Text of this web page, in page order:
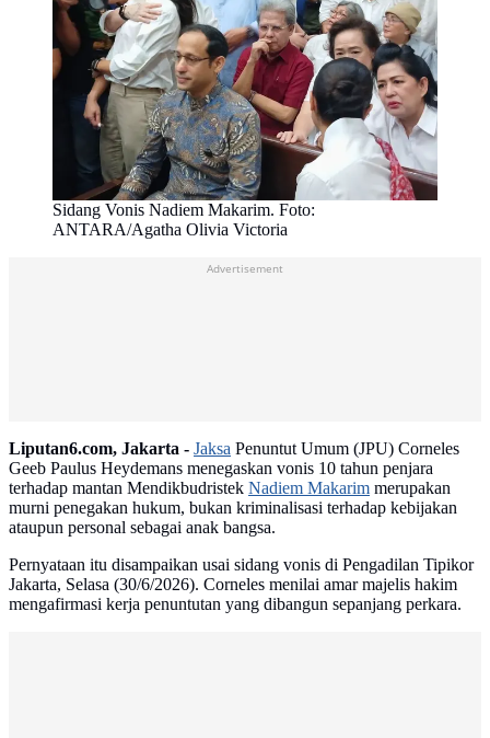
Sidang Vonis Nadiem Makarim. Foto:
ANTARA/Agatha Olivia Victoria
Advertisement
Liputan6.com, Jakarta - Jaksa Penuntut Umum (JPU) Corneles
Geeb Paulus Heydemans menegaskan vonis 10 tahun penjara
terhadap mantan Mendikbudristek Nadiem Makarim merupakan
murni penegakan hukum, bukan kriminalisasi terhadap kebijakan
ataupun personal sebagai anak bangsa.
Pernyataan itu disampaikan usai sidang vonis di Pengadilan Tipikor
Jakarta, Selasa (30/6/2026). Corneles menilai amar majelis hakim
mengafirmasi kerja penuntutan yang dibangun sepanjang perkara.